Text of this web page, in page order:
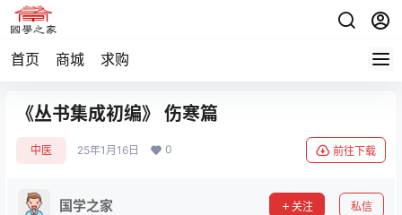
首页 商城 求购
《丛书集成初编》 伤寒篇
中医 25年1月16日 0 前往下载
国学之家 关注 私信